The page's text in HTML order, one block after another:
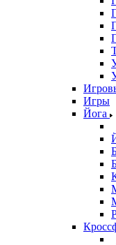
Игры
Йога